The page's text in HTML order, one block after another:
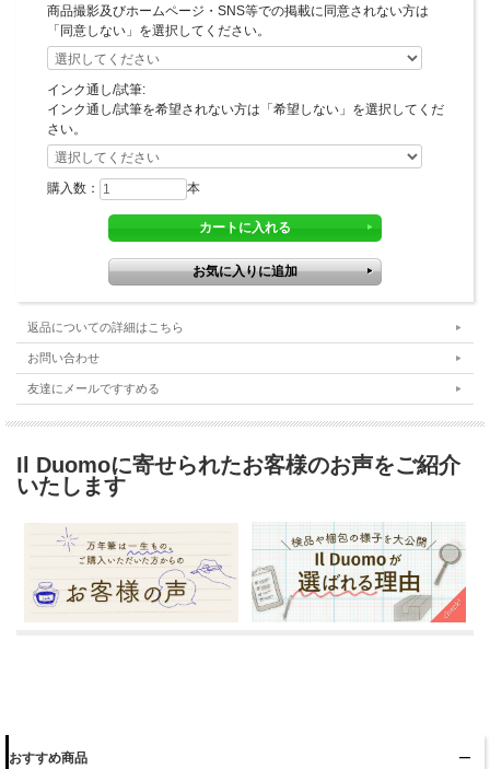
商品撮影及びホームページ・SNS等での掲載に同意されない方は
「同意しない」を選択してください。
インク通し/試筆:
インク通し/試筆を希望されない方は「希望しない」を選択してくだ
さい。
購入数： 本
返品についての詳細はこちら
お問い合わせ
友達にメールですすめる
Il Duomoに寄せられたお客様のお声をご紹介
いたします
おすすめ商品